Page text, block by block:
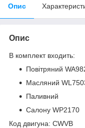
Опис
Опис
В комплект входить:
Повітряний
Масляний
Паливний
Салону WP2170
Код двигуна: CWVB